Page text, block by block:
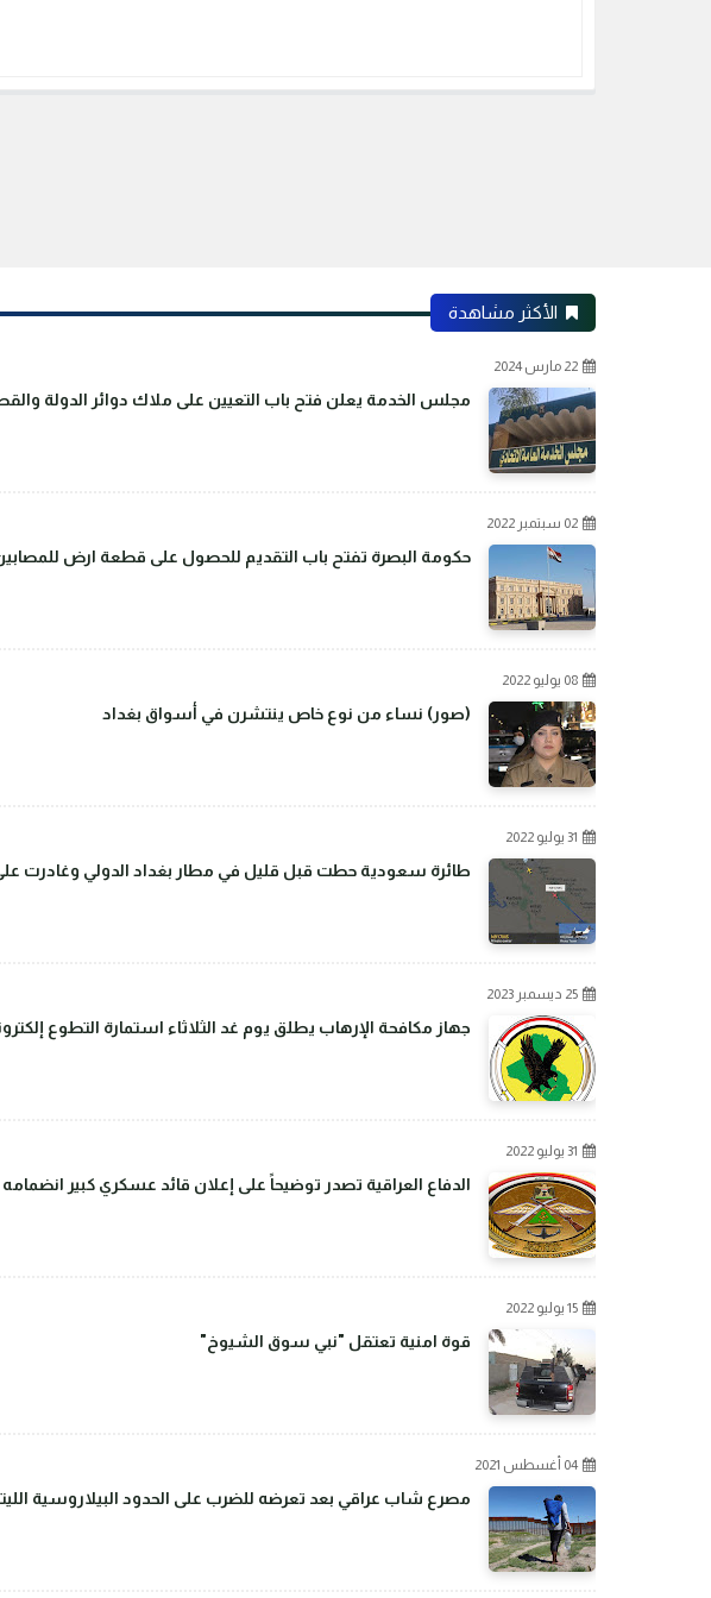
الأكثر مشاهدة
22 مارس 2024
مجلس الخدمة يعلن فتح باب التعيين على ملاك دوائر الدولة
02 سبتمبر 2022
حكومة البصرة تفتح باب التقديم للحصول على قطعة ارض
08 يوليو 2022
(صور) نساء من نوع خاص ينتشرن في أسواق بغداد
31 يوليو 2022
طائرة سعودية حطت قبل قليل في مطار بغداد الدولي وغادرت
25 ديسمبر 2023
جهاز مكافحة الإرهاب يطلق يوم غد الثلاثاء استمارة التطوع
31 يوليو 2022
الدفاع العراقية تصدر توضيحاً على إعلان قائد عسكري كبير
15 يوليو 2022
قوة امنية تعتقل "نبي سوق الشيوخ"
04 أغسطس 2021
مصرع شاب عراقي بعد تعرضه للضرب على الحدود البيلاروسية